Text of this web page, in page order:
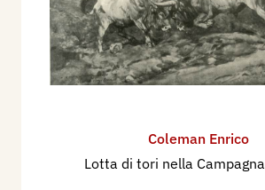
Coleman Enrico
Lotta di tori nella Campagna